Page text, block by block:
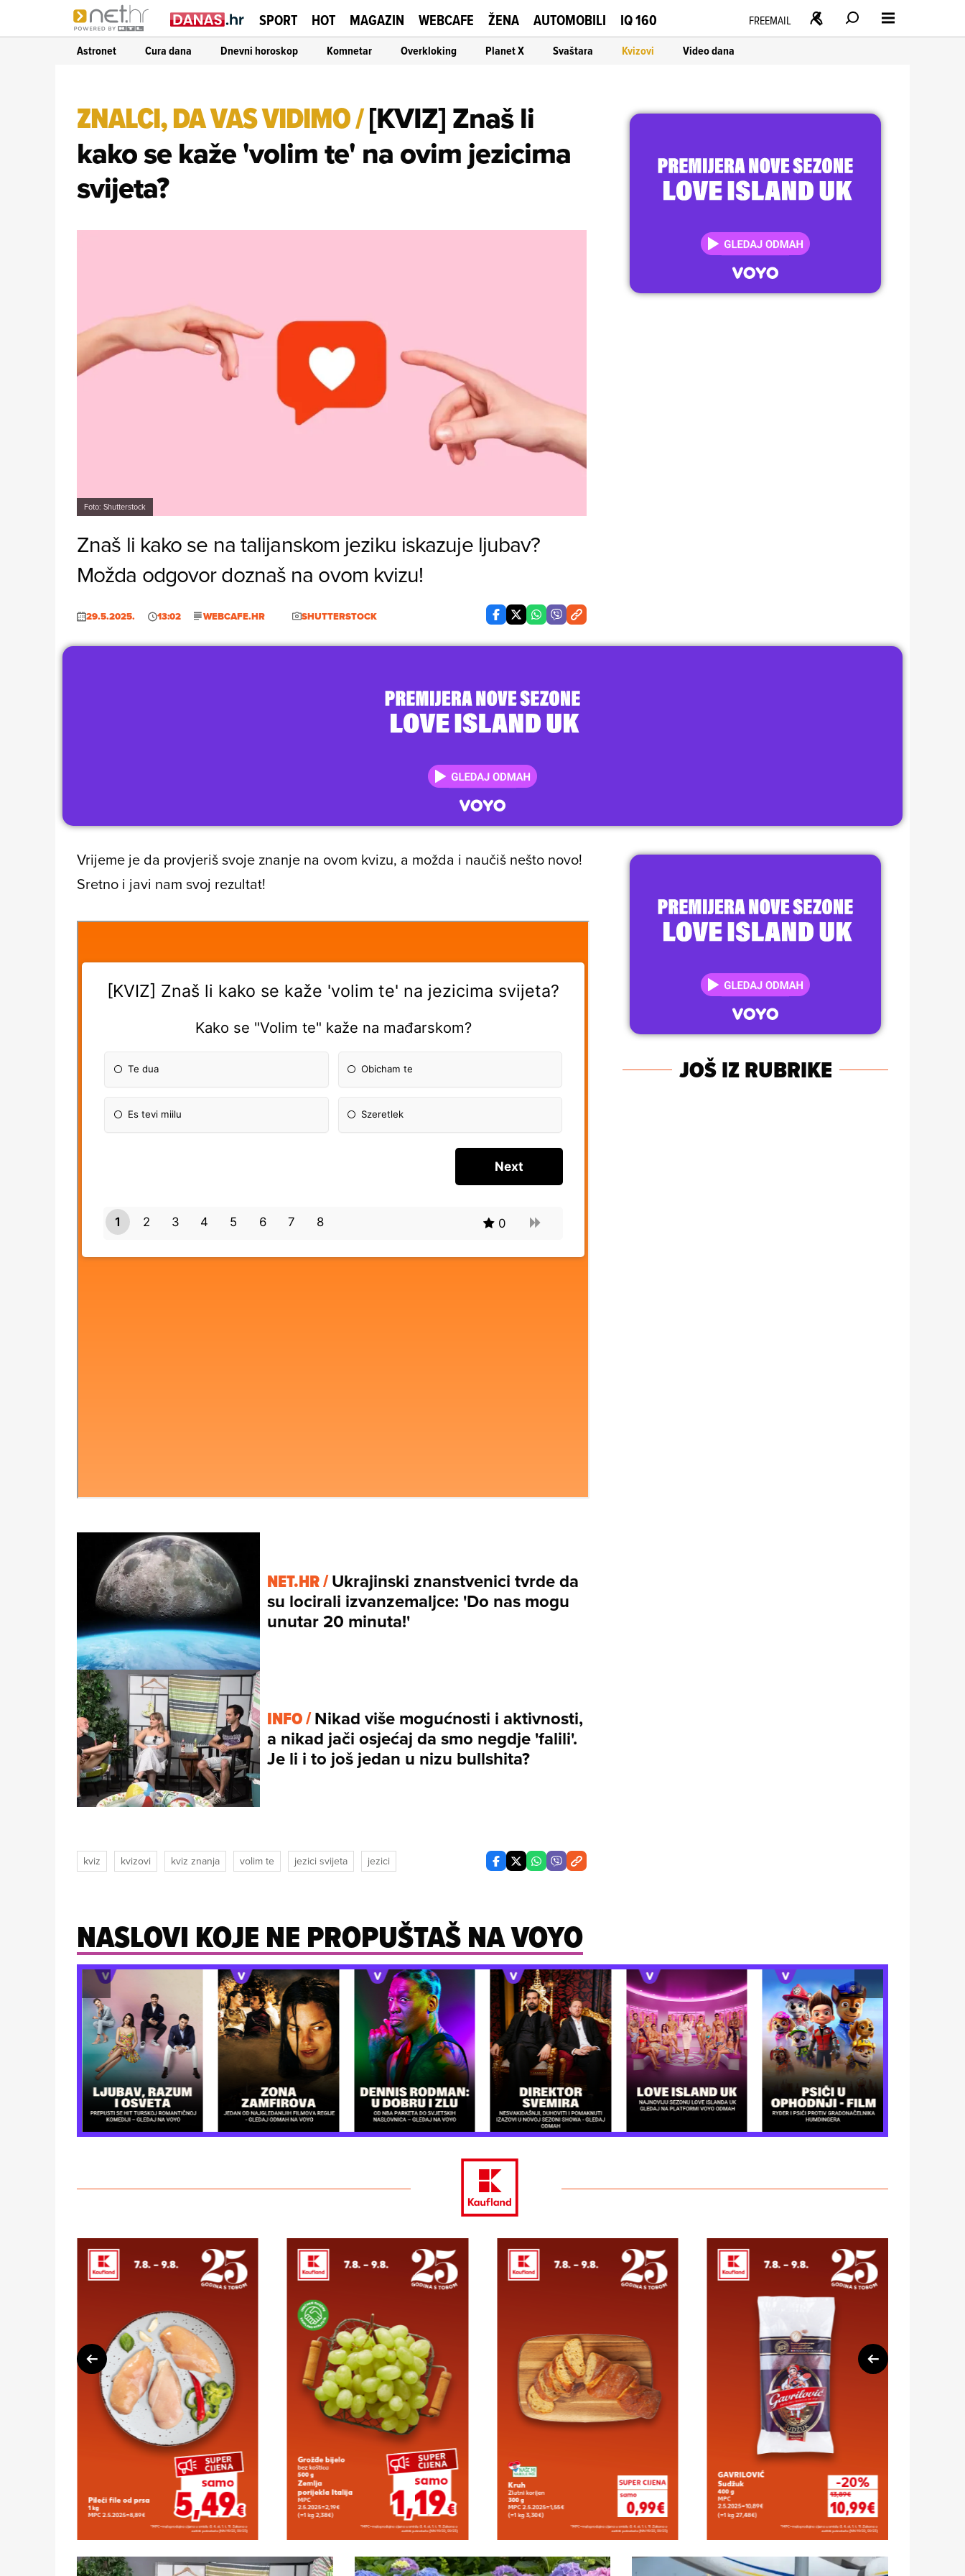
SPORT HOT MAGAZIN WEBCAFE ŽENA AUTOMOBILI IQ 160 FREEMAIL
Astronet Cura dana Dnevni horoskop Komnetar Overkloking Planet X Svaštara Kvizovi Video dana
ZNALCI, DA VAS VIDIMO/[KVIZ] Znaš li
kako se kaže 'volim te' na ovim jezicima
svijeta?
Foto: Shutterstock
Znaš li kako se na talijanskom jeziku iskazuje ljubav?
Možda odgovor doznaš na ovom kvizu!
29.5.2025. 13:02 WEBCAFE.HR SHUTTERSTOCK
Vrijeme je da provjeriš svoje znanje na ovom kvizu, a možda i naučiš nešto novo!
Sretno i javi nam svoj rezultat!
NET.HR /Ukrajinski znanstvenici tvrde da
su locirali izvanzemaljce: 'Do nas mogu
unutar 20 minuta!'
INFO /Nikad više mogućnosti i aktivnosti,
a nikad jači osjećaj da smo negdje 'falili'.
Je li i to još jedan u nizu bullshita?
kviz kvizovi kviz znanja volim te jezici svijeta jezici
JOŠ IZ RUBRIKE
NASLOVI KOJE NE PROPUŠTAŠ NA VOYO